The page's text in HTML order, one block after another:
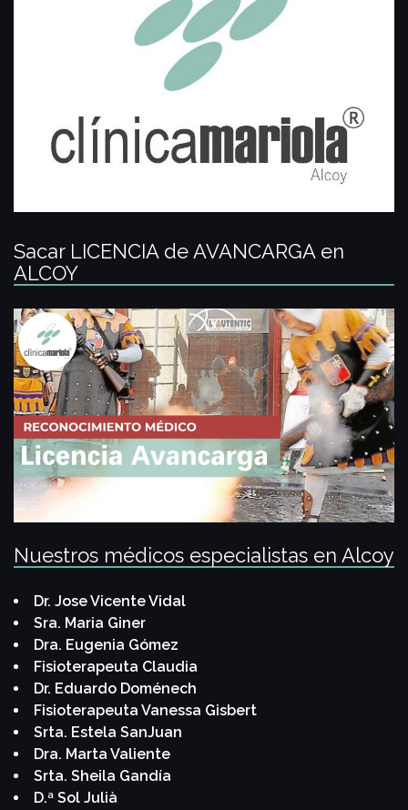
Sacar LICENCIA de AVANCARGA en
ALCOY
Nuestros médicos especialistas en Alcoy
Dr. Jose Vicente Vidal
Sra. Maria Giner
Dra. Eugenia Gómez
Fisioterapeuta Claudia
Dr. Eduardo Doménech
Fisioterapeuta Vanessa Gisbert
Srta. Estela SanJuan
Dra. Marta Valiente
Srta. Sheila Gandía
D.ª Sol Julià